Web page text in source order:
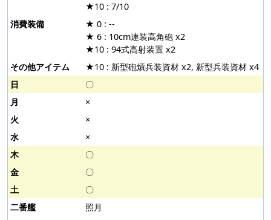
★10 : 7/10
★ 0 : --
★ 6 : 10cm連装高角砲 x2
★10 : 94式高射装置 x2
★10 : 新型砲熕兵装資材 x2, 新型兵装資材 x4
〇
×
×
×
〇
〇
〇
照月